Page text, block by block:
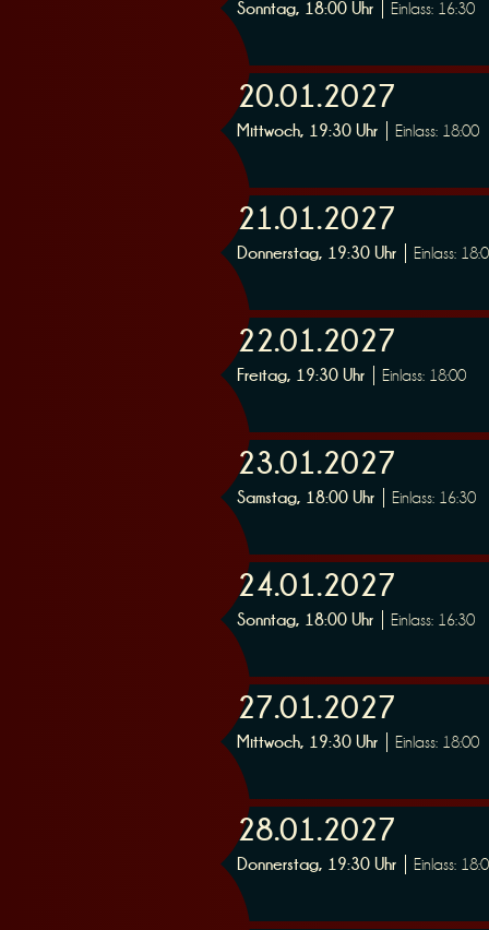
Sonntag, 18:00 Uhr Einlass: 16:30
20.01.2027
Mittwoch, 19:30 Uhr Einlass: 18:00
21.01.2027
Donnerstag, 19:30 Uhr Einlass:
22.01.2027
Freitag, 19:30 Uhr Einlass: 18:00
23.01.2027
Samstag, 18:00 Uhr Einlass: 16:30
24.01.2027
Sonntag, 18:00 Uhr Einlass: 16:30
27.01.2027
Mittwoch, 19:30 Uhr Einlass: 18:00
28.01.2027
Donnerstag, 19:30 Uhr Einlass: